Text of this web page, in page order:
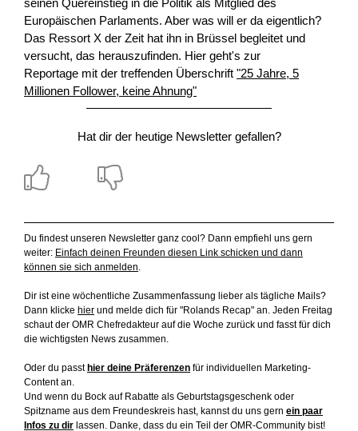
seinen Quereinstieg in die Politik als Mitglied des
Europäischen Parlaments. Aber was will er da eigentlich?
Das Ressort X der Zeit hat ihn in Brüssel begleitet und
versucht, das herauszufinden. Hier geht's zur
Reportage mit der treffenden Überschrift "25 Jahre, 5
Millionen Follower, keine Ahnung"
Hat dir der heutige Newsletter gefallen?
Du findest unseren Newsletter ganz cool? Dann empfiehl uns gern
weiter: Einfach deinen Freunden diesen Link schicken und dann
können sie sich anmelden.
Dir ist eine wöchentliche Zusammenfassung lieber als tägliche Mails?
Dann klicke hier und melde dich für "Rolands Recap" an. Jeden Freitag
schaut der OMR Chefredakteur auf die Woche zurück und fasst für dich
die wichtigsten News zusammen.
Oder du passt hier deine Präferenzen für individuellen Marketing-
Content an.
Und wenn du Bock auf Rabatte als Geburtstagsgeschenk oder
Spitzname aus dem Freundeskreis hast, kannst du uns gern ein paar
Infos zu dir lassen. Danke, dass du ein Teil der OMR-Community bist!